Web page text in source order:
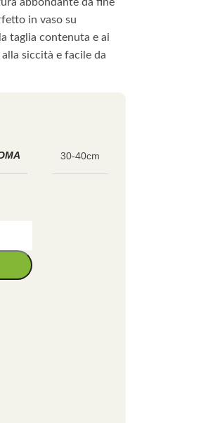
in vaso su
taglia contenuta e ai
siccità e facile da
30-40cm